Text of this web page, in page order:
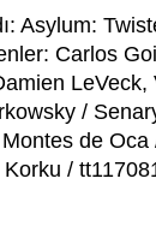
Asylum:
Carlos
/
de Oca
/